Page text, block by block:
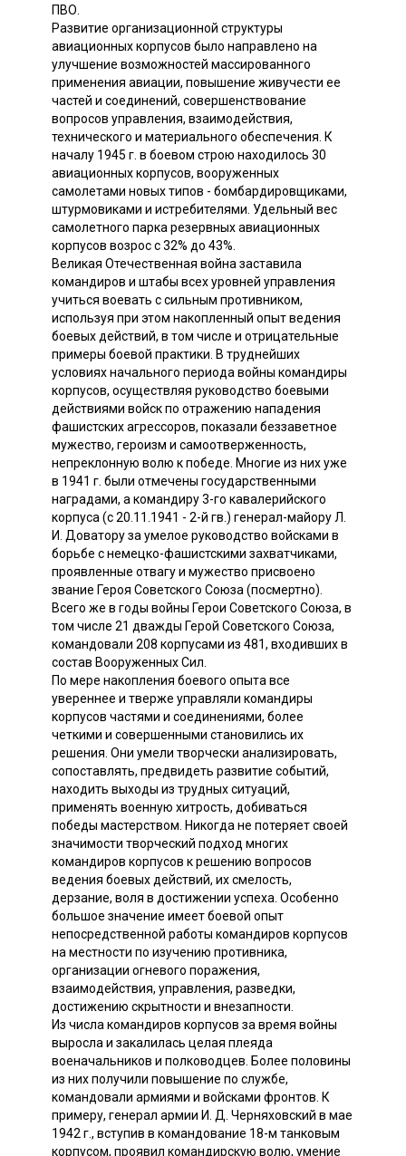
ПВО.
Развитие организационной структуры
авиационных корпусов было направлено на
улучшение возможностей массированного
применения авиации, повышение живучести ее
частей и соединений, совершенствование
вопросов управления, взаимодействия,
технического и материального обеспечения. К
началу 1945 г. в боевом строю находилось 30
авиационных корпусов, вооруженных
самолетами новых типов - бомбардировщиками,
штурмовиками и истребителями. Удельный вес
самолетного парка резервных авиационных
корпусов возрос с 32% до 43%.
Великая Отечественная война заставила
командиров и штабы всех уровней управления
учиться воевать с сильным противником,
используя при этом накопленный опыт ведения
боевых действий, в том числе и отрицательные
примеры боевой практики. В труднейших
условиях начального периода войны командиры
корпусов, осуществляя руководство боевыми
действиями войск по отражению нападения
фашистских агрессоров, показали беззаветное
мужество, героизм и самоотверженность,
непреклонную волю к победе. Многие из них уже
в 1941 г. были отмечены государственными
наградами, а командиру 3-го кавалерийского
корпуса (с 20.11.1941 - 2-й гв.) генерал-майору Л.
И. Доватору за умелое руководство войсками в
борьбе с немецко-фашистскими захватчиками,
проявленные отвагу и мужество присвоено
звание Героя Советского Союза (посмертно).
Всего же в годы войны Герои Советского Союза, в
том числе 21 дважды Герой Советского Союза,
командовали 208 корпусами из 481, входивших в
состав Вооруженных Сил.
По мере накопления боевого опыта все
увереннее и тверже управляли командиры
корпусов частями и соединениями, более
четкими и совершенными становились их
решения. Они умели творчески анализировать,
сопоставлять, предвидеть развитие событий,
находить выходы из трудных ситуаций,
применять военную хитрость, добиваться
победы мастерством. Никогда не потеряет своей
значимости творческий подход многих
командиров корпусов к решению вопросов
ведения боевых действий, их смелость,
дерзание, воля в достижении успеха. Особенно
большое значение имеет боевой опыт
непосредственной работы командиров корпусов
на местности по изучению противника,
организации огневого поражения,
взаимодействия, управления, разведки,
достижению скрытности и внезапности.
Из числа командиров корпусов за время войны
выросла и закалилась целая плеяда
военачальников и полководцев. Более половины
из них получили повышение по службе,
командовали армиями и войсками фронтов. К
примеру, генерал армии И. Д. Черняховский в мае
1942 г., вступив в командование 18-м танковым
корпусом, проявил командирскую волю, умение